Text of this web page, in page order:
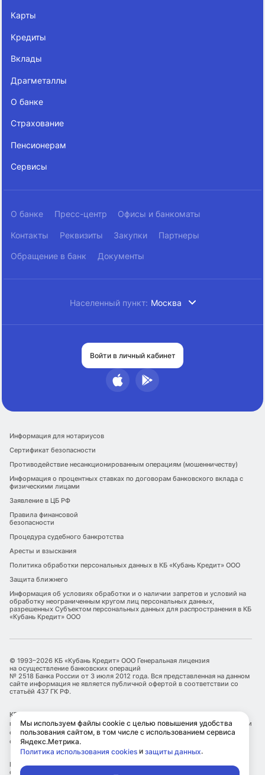
Мы используем файлы cookie с целью повышения удобства
пользования сайтом, в том числе с использованием сервиса
Яндекс.Метрика.
Политика использования cookies и защиты данных.
Карты
Кредиты
Вклады
Драгметаллы
О банке
Страхование
Пенсионерам
Сервисы
О банке Пресс-центр Офисы и банкоматы
Контакты Реквизиты Закупки Партнеры
Обращение в банк Документы
Населенный пункт: Москва
Войти в личный кабинет
Информация для нотариусов
Сертификат безопасности
Противодействие несанкционированным операциям (мошенничеству)
Информация о процентных ставках по договорам банковского вклада с
физическими лицами
Заявление в ЦБ РФ
Правила финансовой
безопасности
Процедура судебного банкротства
Аресты и взыскания
Политика обработки персональных данных в КБ «Кубань Кредит» ООО
Защита ближнего
Информация об условиях обработки и о наличии запретов и условий на
обработку неограниченным кругом лиц персональных данных,
разрешенных Субъектом персональных данных для распространения в КБ
«Кубань Кредит» ООО
© 1993–2026 КБ «Кубань Кредит» ООО Генеральная лицензия
на осуществление банковских операций
№ 2518 Банка России от 3 июля 2012 года. Вся представленная на данном
сайте информация не является публичной офертой в соответствии со
статьёй 437 ГК РФ.
КБ «Кубань Кредит» ООО является оператором по обработке
персональных данных. Информация об обработке персональных данных и
сведения о реализуемых требованиях к защите персональных данных
отражены в Политике обработки персональных данных.
КБ «Кубань Кредит» ООО использует файлы cookie с целью улучшения
сервисов и повышения удобства пользования сайтом, в том числе с